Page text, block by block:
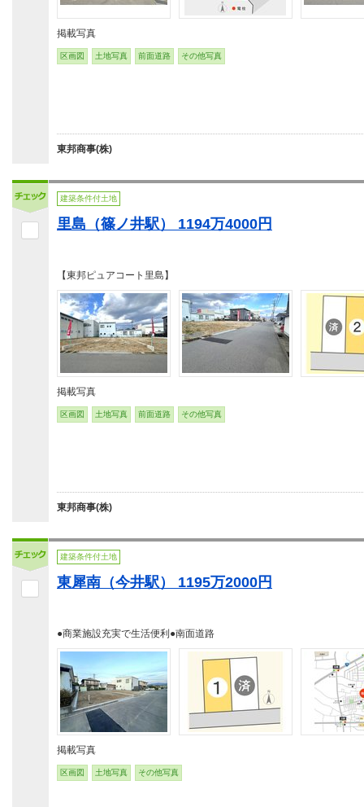
掲載写真
区画図 土地写真 前面道路 その他写真
東邦商事(株)
建築条件付土地
里島（篠ノ井駅） 1194万4000円
【東邦ピュアコート里島】
掲載写真
区画図 土地写真 前面道路 その他写真
東邦商事(株)
建築条件付土地
東犀南（今井駅） 1195万2000円
●商業施設充実で生活便利●南面道路
掲載写真
区画図 土地写真 その他写真